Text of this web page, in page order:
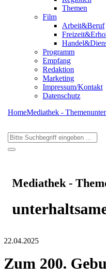
Themen
Film
Arbeit&Beruf
Programm
Empfang
Redaktion
Marketing
Impressum/Kontakt
Datenschutz
HomeMediathek - Themen
Mediathek -
22.04.2025
Zum 200.